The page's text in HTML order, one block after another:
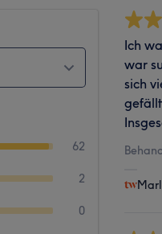
62
2
0
Ich
war
sich